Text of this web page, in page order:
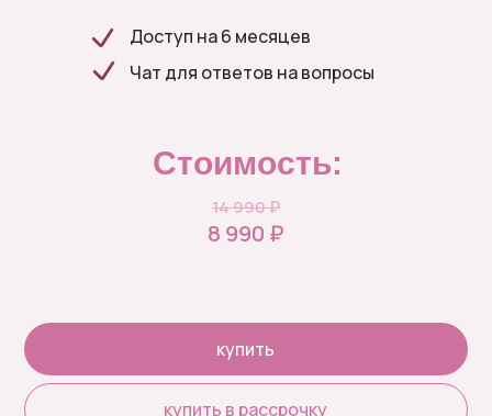
Доступ на 6 месяцев
Стоимость:
14 990 ₽
8 990 ₽
купить
купить в рассрочку
Чат для ответов на вопросы